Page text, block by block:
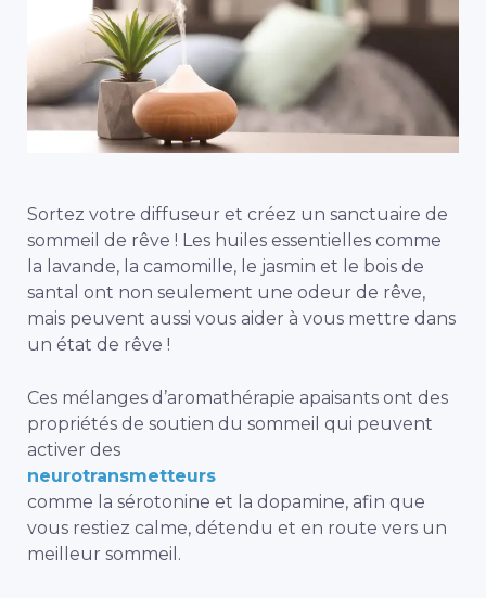
Sortez votre diffuseur et créez un sanctuaire de
sommeil de rêve ! Les huiles essentielles comme
la lavande, la camomille, le jasmin et le bois de
santal ont non seulement une odeur de rêve,
mais peuvent aussi vous aider à vous mettre dans
un état de rêve !
Ces mélanges d’aromathérapie apaisants ont des
propriétés de soutien du sommeil qui peuvent
activer des
neurotransmetteurs
comme la sérotonine et la dopamine, afin que
vous restiez calme, détendu et en route vers un
meilleur sommeil.